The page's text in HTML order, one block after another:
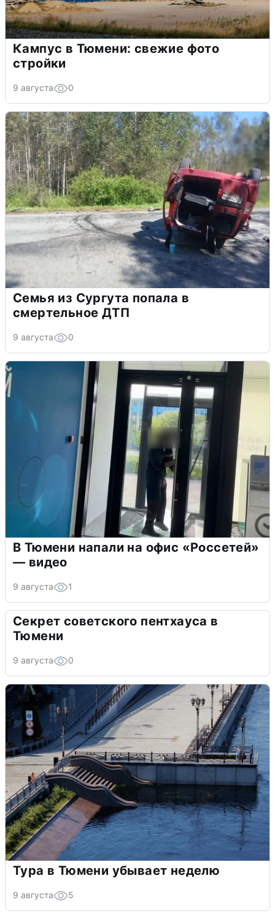
Кампус в Тюмени: свежие фото
стройки
9 августа 0
Семья из Сургута попала в
смертельное ДТП
9 августа 0
В Тюмени напали на офис «Россетей»
— видео
9 августа 1
Секрет советского пентхауса в
Тюмени
9 августа 0
Тура в Тюмени убывает неделю
9 августа 5